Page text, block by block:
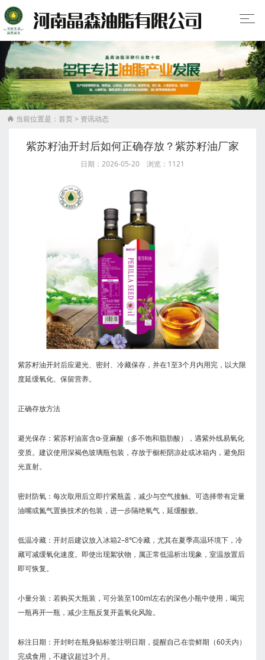
 当前位置是： 首页> 资讯动态
紫苏籽油开封后如何正确存放？紫苏籽油厂家
日期：2026-05-20 浏览：1121
‌紫苏籽油开封后应避光、密封、冷藏保存，并在1至3个月内用完‌，以大限
度延缓氧化、保留营养。
正确存放方法
‌避光保存‌：紫苏籽油富含α-亚麻酸（多不饱和脂肪酸），遇紫外线易氧化
变质。建议使用‌深褐色玻璃瓶‌包装，存放于橱柜阴凉处或冰箱内，避免阳
光直射。
‌密封防氧‌：每次取用后立即拧紧瓶盖，减少与空气接触。可选择带有‌定量
油嘴‌或‌氮气置换技术‌的包装，进一步隔绝氧气，延缓酸败。
‌低温冷藏‌：开封后建议放入冰箱‌2–8℃冷藏‌，尤其在夏季高温环境下，冷
藏可减缓氧化速度。即使出现絮状物，属正常低温析出现象，室温放置后
即可恢复。
‌小量分装‌：若购买大瓶装，可分装至‌100ml左右的深色小瓶‌中使用，喝完
一瓶再开一瓶，减少主瓶反复开盖氧化风险。
‌标注日期‌：开封时在瓶身贴标签注明日期，提醒自己在‌尝鲜期（60天内）‌
完成食用，不建议超过3个月。